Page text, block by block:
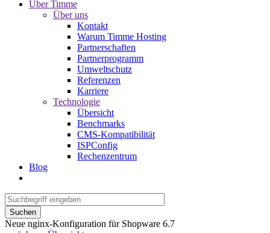
Über Timme
Über uns
Kontakt
Warum Timme Hosting
Partnerschaften
Partnerprogramm
Umweltschutz
Referenzen
Karriere
Technologie
Übersicht
Benchmarks
CMS-Kompatibilität
ISPConfig
Rechenzentrum
Blog
Suchen
Neue nginx-Konfiguration für Shopware 6.7